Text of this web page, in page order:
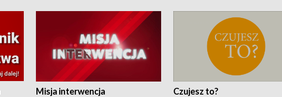
Misja interwencja Czujesz to?